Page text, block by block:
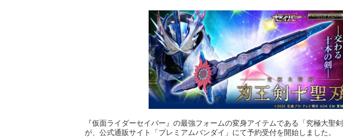
『仮面ライダーセイバー』の最強フォームの変身アイテムである「究極大聖剣
が、公式通販サイト「プレミアムバンダイ」にて予約受付を開始しました。